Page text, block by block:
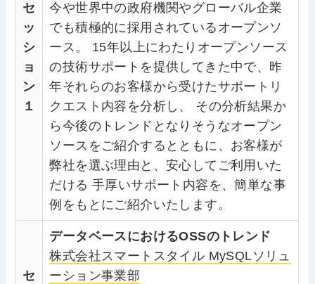
セ
ッ
シ
ョ
ン
１
今や世界中の政府機関やグローバル企業
でも積極的に採用されているオープンソ
ース。 15年以上にわたりオープンソース
の技術サポートを提供してきた中で、昨
年それらのお客様から受けたサポートリ
クエスト内容を分析し、 その分析結果か
ら今後のトレンドとなりそうなオープン
ソースをご紹介するとともに、お客様が
弊社を選ぶ理由と、安心してご利用いた
だける 手厚いサポート内容を、簡単な事
例をもとにご紹介いたします。
セ
データベースにおけるOSSのトレンド
株式会社スマートスタイル MySQLソリュ
ーション事業部